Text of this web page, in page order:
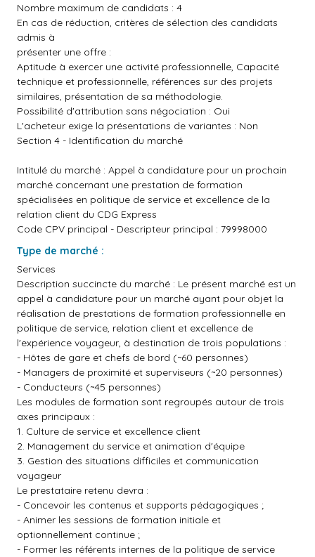
Nombre maximum de candidats : 4
En cas de réduction, critères de sélection des candidats
admis à
présenter une offre :
Aptitude à exercer une activité professionnelle, Capacité
technique et professionnelle, références sur des projets
similaires, présentation de sa méthodologie.
Possibilité d'attribution sans négociation : Oui
L'acheteur exige la présentations de variantes : Non
Section 4 - Identification du marché
Intitulé du marché : Appel à candidature pour un prochain
marché concernant une prestation de formation
spécialisées en politique de service et excellence de la
relation client du CDG Express
Code CPV principal - Descripteur principal : 79998000
Type de marché :
Services
Description succincte du marché : Le présent marché est un
appel à candidature pour un marché ayant pour objet la
réalisation de prestations de formation professionnelle en
politique de service, relation client et excellence de
l'expérience voyageur, à destination de trois populations :
- Hôtes de gare et chefs de bord (~60 personnes)
- Managers de proximité et superviseurs (~20 personnes)
- Conducteurs (~45 personnes)
Les modules de formation sont regroupés autour de trois
axes principaux :
1. Culture de service et excellence client
2. Management du service et animation d'équipe
3. Gestion des situations difficiles et communication
voyageur
Le prestataire retenu devra :
- Concevoir les contenus et supports pédagogiques ;
- Animer les sessions de formation initiale et
optionnellement continue ;
- Former les référents internes de la politique de service